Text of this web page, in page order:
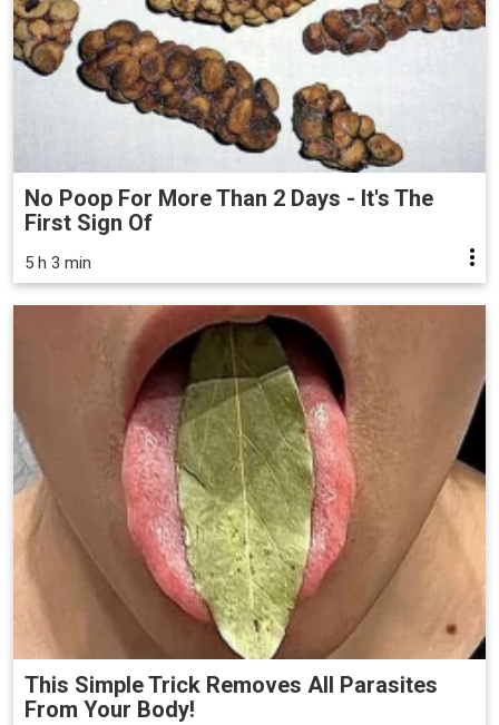
No Poop For More Than 2 Days - It's The
First Sign Of
5 h 3 min
This Simple Trick Removes All Parasites
From Your Body!